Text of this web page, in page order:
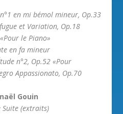
en mi bémol mineur, Op.33
et Variation, Op.18
«Pour le Piano»
en fa mineur
n°2, Op.52 «Pour
Appassionato, Op.70
Gouin
Suite (extraits)